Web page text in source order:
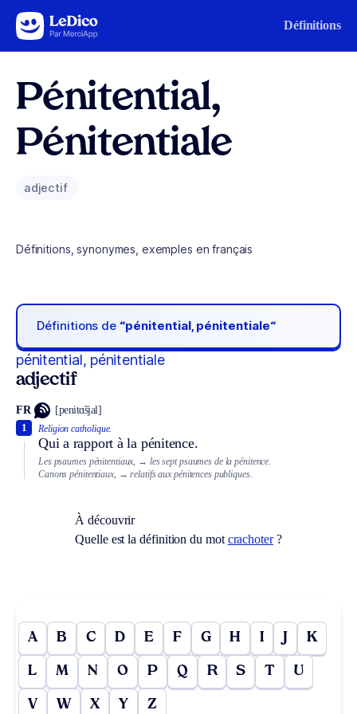
Aller au contenu Définitions
Pénitential,
Pénitentiale
adjectif
Définitions, synonymes, exemples en français
Définitions de “pénitential, pénitentiale“
pénitential, pénitentiale
adjectif
FR [penitɑ̃sjal]
Religion catholique.
Qui a rapport à la pénitence.
1
Les psaumes pénitentiaux, → les sept psaumes de la pénitence.
Canons pénitentiaux, → relatifs aux pénitences publiques.
À découvrir
Quelle est la définition du mot crachoter?
A B C D E F G H I J K
L M N O P Q R S T U
V W X Y Z